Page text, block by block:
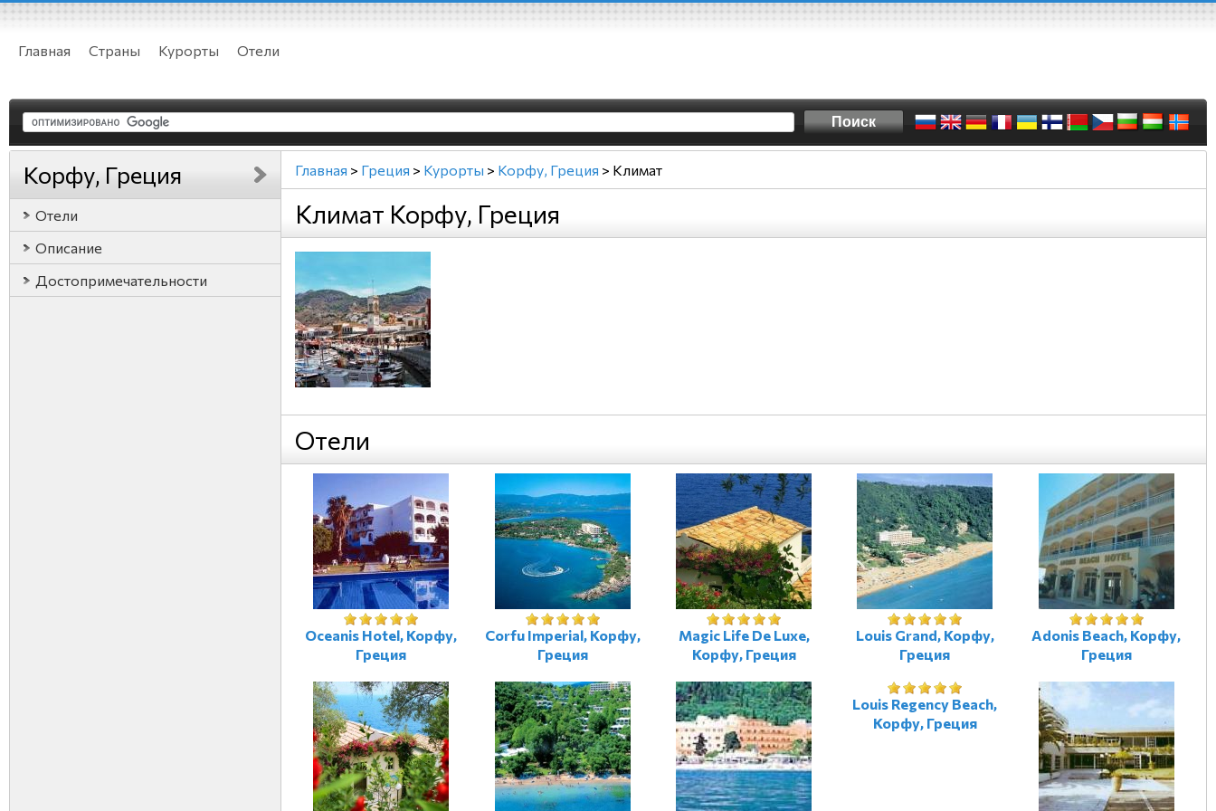
Главная Страны Курорты Отели
Корфу, Греция
Отели
Описание
Достопримечательности
Главная > Греция > Курорты > Корфу, Греция > Климат
Климат Корфу, Греция
Отели
Oceanis Hotel, Корфу,
Греция
Corfu Imperial, Корфу,
Греция
Magic Life De Luxe,
Корфу, Греция
Louis Grand, Корфу,
Греция
Adonis Beach, Корфу,
Греция
Louis Regency Beach,
Корфу, Греция